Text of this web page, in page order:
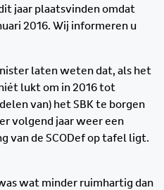
jaar plaatsvinden omdat
2016. Wij informeren u
laten weten dat, als het
lukt om in 2016 tot
van) het SBK te borgen
volgend jaar weer een
van de SCODef op tafel ligt.
wat minder ruimhartig dan